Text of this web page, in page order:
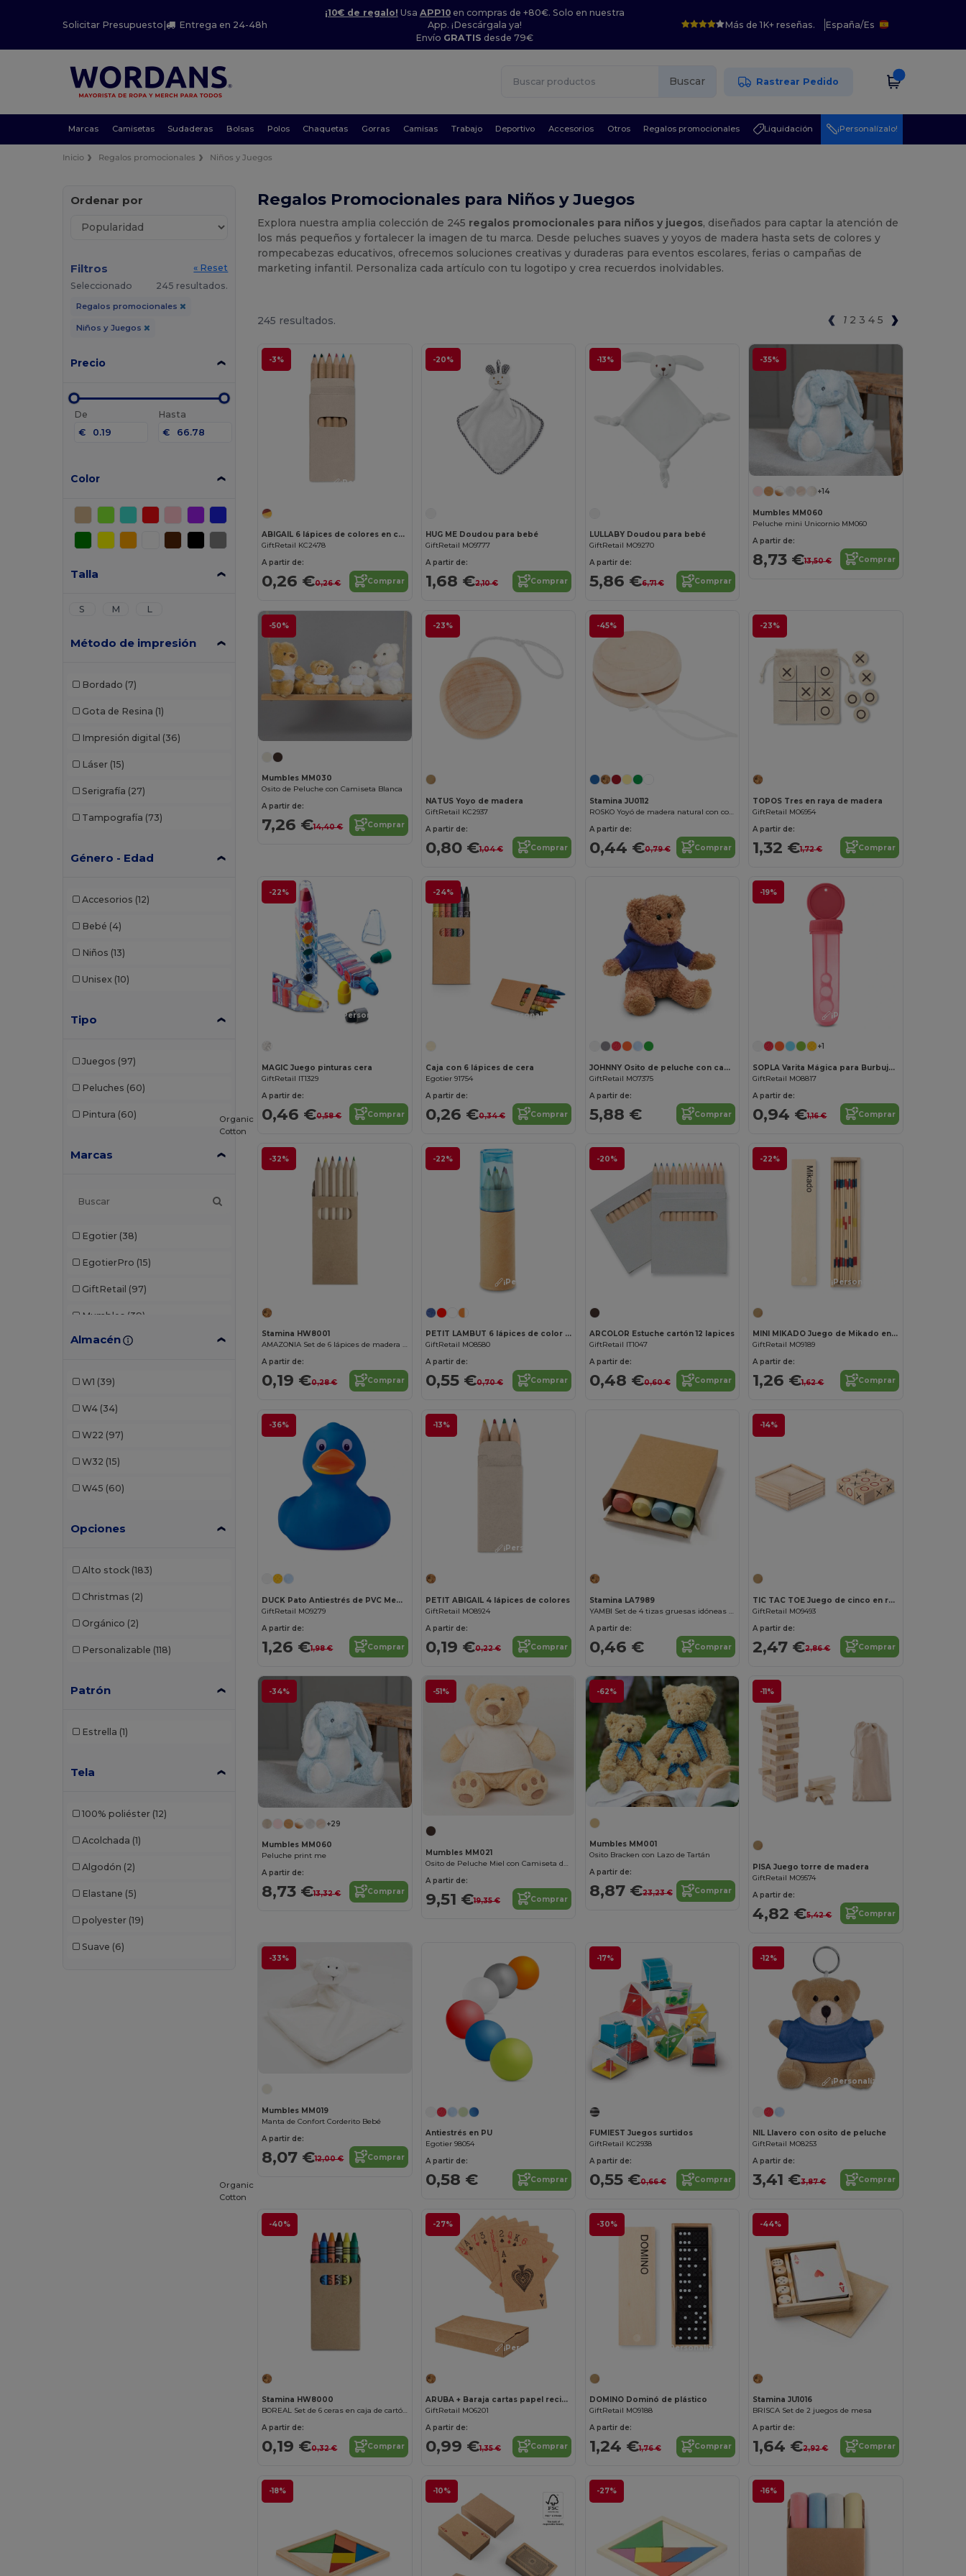
Solicitar Presupuesto | Entrega en 24-48h
¡10€ de regalo! Usa APP10en compras de +80€. Solo en nuestra
App. ¡Descárgala ya!
Envío GRATIS desde 79€
Más de 1K+ reseñas. España/Es
Buscar Rastrear Pedido
Marcas Camisetas Sudaderas Bolsas Polos Chaquetas Gorras Camisas Trabajo Deportivo Accesorios Otros Regalos promocionales Liquidación ¡Personalízalo!
Inicio Regalos promocionales Niños y Juegos
Ordenar por
Filtros
« Reset
Seleccionado
245 resultados.
Regalos promocionales
Niños y Juegos
Precio
De
€
Hasta
€
Color
Talla
S M L
Método de impresión
Bordado (7)
Gota de Resina (1)
Impresión digital (36)
Láser (15)
Serigrafía (27)
Tampografía (73)
Género - Edad
Accesorios (12)
Bebé (4)
Niños (13)
Unisex (10)
Tipo
Juegos (97)
Peluches (60)
Pintura (60)
Marcas
Egotier (38)
EgotierPro (15)
GiftRetail (97)
Mumbles (39)
Science4You
Almacén
W1 (39)
W4 (34)
W22 (97)
W32 (15)
W45 (60)
Opciones
Alto stock (183)
Christmas (2)
Orgánico (2)
Personalizable (118)
Patrón
Estrella (1)
Tela
100% poliéster (12)
Acolchada (1)
Algodón (2)
Elastane (5)
polyester (19)
Suave (6)
Regalos Promocionales para Niños y Juegos
Explora nuestra amplia colección de 245 regalos promocionales para niños y juegos, diseñados para captar la atención de
los más pequeños y fortalecer la imagen de tu marca. Desde peluches suaves y yoyos de madera hasta sets de colores y
rompecabezas educativos, ofrecemos soluciones creativas y duraderas para eventos escolares, ferias o campañas de
marketing infantil. Personaliza cada artículo con tu logotipo y crea recuerdos inolvidables.
245 resultados. 1 2 3 4 5
-3%
¡Personalízalo!
ABIGAIL 6 lápices de colores en caja
GiftRetail KC2478
A partir de:
0,26 €0,26 € Comprar
-20%
HUG ME Doudou para bebé
GiftRetail MO9777
A partir de:
1,68 €2,10 € Comprar
-13%
LULLABY Doudou para bebé
GiftRetail MO9270
A partir de:
5,86 €6,71 € Comprar
-35%
+14
Mumbles MM060
Peluche mini Unicornio MM060
A partir de:
8,73 €13,50 € Comprar
-50%
Mumbles MM030
Osito de Peluche con Camiseta Blanca
A partir de:
7,26 €14,40 € Comprar
-23%
NATUS Yoyo de madera
GiftRetail KC2937
A partir de:
0,80 €1,04 € Comprar
-45%
Stamina JU0112
ROSKO Yoyó de madera natural con cordón de 100 cm en color blanco
A partir de:
0,44 €0,79 € Comprar
-23%
TOPOS Tres en raya de madera
GiftRetail MO6954
A partir de:
1,32 €1,72 € Comprar
-22%
¡Personalízalo!
MAGIC Juego pinturas cera
GiftRetail IT1329
A partir de:
0,46 €0,58 € Comprar
-24%
¡Personalízalo!
Caja con 6 lápices de cera
Egotier 91754
A partir de:
0,26 €0,34 € Comprar
JOHNNY Osito de peluche con camiseta
GiftRetail MO7375
A partir de:
5,88 € Comprar
-19%
¡Personalízalo!
+1
SOPLA Varita Mágica para Burbujas de Diversión
GiftRetail MO8817
A partir de:
0,94 €1,16 € Comprar
-32%
Organic
Cotton
Stamina HW8001
AMAZONIA Set de 6 lápices de madera en caja de cartón reciclado
A partir de:
0,19 €0,28 € Comprar
-22%
¡Personalízalo!
PETIT LAMBUT 6 lápices de color en tubo
GiftRetail MO8580
A partir de:
0,55 €0,70 € Comprar
-20%
ARCOLOR Estuche cartón 12 lapices
GiftRetail IT1047
A partir de:
0,48 €0,60 € Comprar
-22%
¡Personalízalo!
MINI MIKADO Juego de Mikado en Caja de Madera Compacta
GiftRetail MO9189
A partir de:
1,26 €1,62 € Comprar
-36%
DUCK Pato Antiestrés de PVC Mediano
GiftRetail MO9279
A partir de:
1,26 €1,98 € Comprar
-13%
¡Personalízalo!
PETIT ABIGAIL 4 lápices de colores
GiftRetail MO8924
A partir de:
0,19 €0,22 € Comprar
Stamina LA7989
YAMBI Set de 4 tizas gruesas idóneas para pintar
A partir de:
0,46 € Comprar
-14%
TIC TAC TOE Juego de cinco en raya de madera
GiftRetail MO9493
A partir de:
2,47 €2,86 € Comprar
-34%
+29
Mumbles MM060
Peluche print me
A partir de:
8,73 €13,32 € Comprar
-51%
Mumbles MM021
Osito de Peluche Miel con Camiseta de Velour
A partir de:
9,51 €19,35 € Comprar
-62%
Mumbles MM001
Osito Bracken con Lazo de Tartán
A partir de:
8,87 €23,23 € Comprar
-11%
PISA Juego torre de madera
GiftRetail MO9574
A partir de:
4,82 €5,42 € Comprar
-33%
Mumbles MM019
Manta de Confort Corderito Bebé
A partir de:
8,07 €12,00 € Comprar
Antiestrés en PU
Egotier 98054
A partir de:
0,58 € Comprar
-17%
FUMIEST Juegos surtidos
GiftRetail KC2938
A partir de:
0,55 €0,66 € Comprar
-12%
¡Personalízalo!
NIL Llavero con osito de peluche
GiftRetail MO8253
A partir de:
3,41 €3,87 € Comprar
-40%
Organic
Cotton
Stamina HW8000
BOREAL Set de 6 ceras en caja de cartón reciclado
A partir de:
0,19 €0,32 € Comprar
-27%
¡Personalízalo!
ARUBA + Baraja cartas papel reciclado
GiftRetail MO6201
A partir de:
0,99 €1,35 € Comprar
-30%
¡Personalízalo!
DOMINO Dominó de plástico
GiftRetail MO9188
A partir de:
1,24 €1,76 € Comprar
-44%
Stamina JU1016
BRISCA Set de 2 juegos de mesa
A partir de:
1,64 €2,92 € Comprar
-18% -10% -27% -16%